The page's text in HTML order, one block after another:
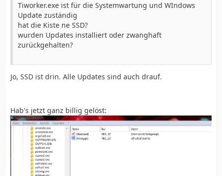
Tiworker.exe ist für die Systemwartung und WIndows
Update zuständig
hat die Kiste ne SSD?
wurden Updates installiert oder zwanghaft
zurückgehalten?
Jo, SSD ist drin. Alle Updates sind auch drauf.
Hab's jetzt ganz billig gelöst: